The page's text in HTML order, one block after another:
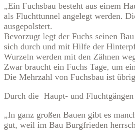
„Ein Fuchsbau besteht aus einem
als Fluchttunnel angelegt werden.
ausgepolstert.
Bevorzugt legt der Fuchs seinen
sich durch und mit Hilfe der
Wurzeln werden mit den Zähnen
Zwar braucht ein Fuchs Tage, um
Die Mehrzahl von Fuchsbau ist
Durch die Haupt- und
„In ganz großen Bauen gibt es
gut, weil im Bau Burgfrieden